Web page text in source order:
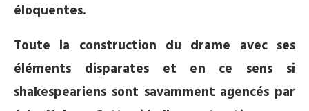
éloquentes.
Toute la construction du drame avec ses
éléments disparates et en ce sens si
shakespeariens sont savamment agencés par